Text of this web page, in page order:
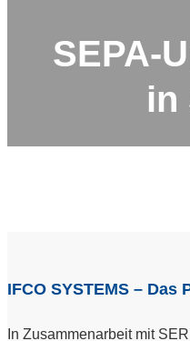
SEPA-
in
IFCO SYSTEMS – Das
In Zusammenarbeit mit